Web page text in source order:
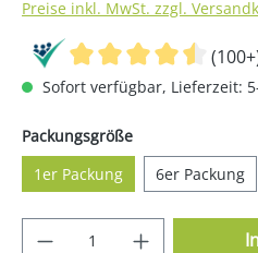
Preise inkl. MwSt. zzgl.
Sofort verfügbar, Lieferzeit:
Packungsgrößeauswählen
1er Packung
6er Packung
Produkt Anzahl: